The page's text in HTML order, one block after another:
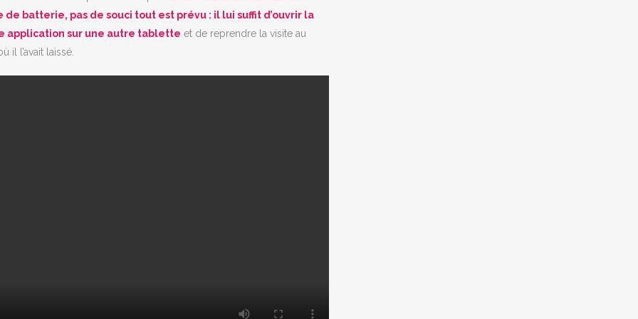
de batterie, pas de souci tout est prévu : il lui suffit d’ouvrir la
application sur une autre tablette et de reprendre la visite au
il l’avait laissé.